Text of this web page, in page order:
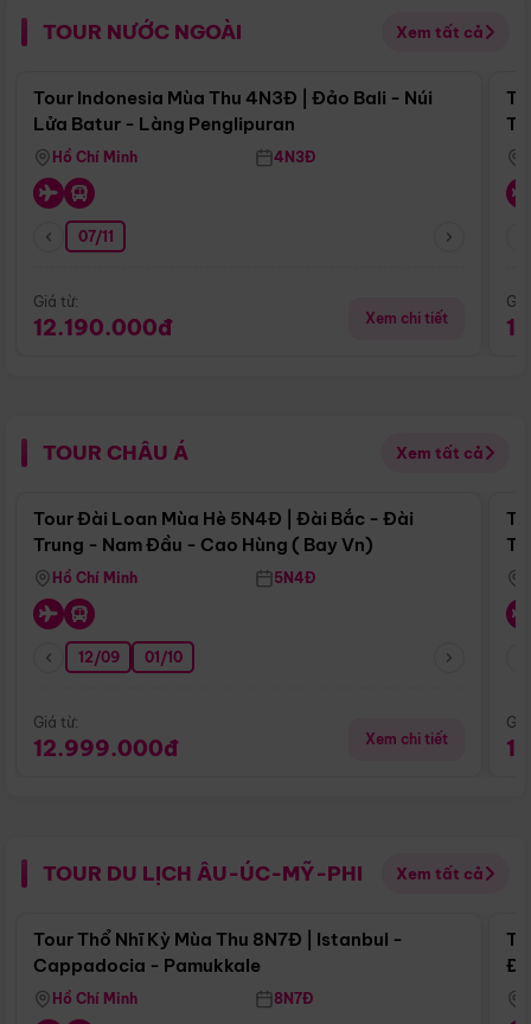
TOUR NƯỚC NGOÀI Xem tất cả
Điểm nổi bật
Tour Indonesia Mùa Thu 4N3Đ | Đảo Bali - Núi
Lửa Batur - Làng Penglipuran
Hồ Chí Minh 4N3Đ
07/11
Giá từ:
12.190.000đ Xem chi tiết
TOUR CHÂU Á Xem tất cả
Điểm nổi bật
Tour Đài Loan Mùa Hè 5N4Đ | Đài Bắc - Đài
Trung - Nam Đầu - Cao Hùng ( Bay Vn)
Hồ Chí Minh 5N4Đ
12/09 01/10
Giá từ:
12.999.000đ Xem chi tiết
TOUR DU LỊCH ÂU-ÚC-MỸ-PHI Xem tất cả
Điểm nổi bật
Tour Thổ Nhĩ Kỳ Mùa Thu 8N7Đ | Istanbul -
Cappadocia - Pamukkale
Hồ Chí Minh 8N7Đ